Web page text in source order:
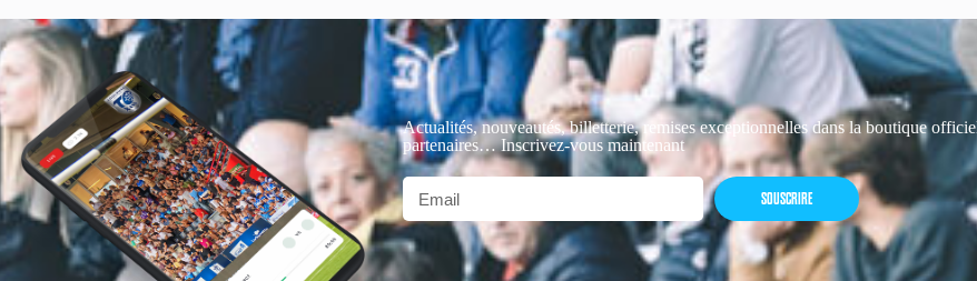
Actualités, nouveautés, billetterie, remises exceptionnelles dans la boutique
partenaires… Inscrivez-vous maintenant
SOUSCRIRE